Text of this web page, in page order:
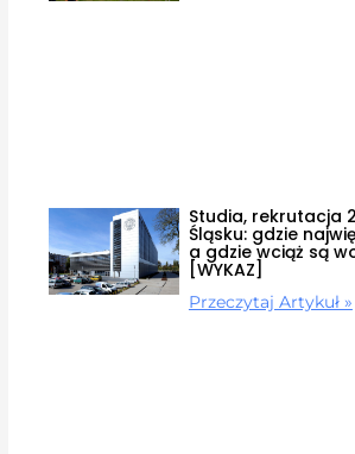
Studia, rekrutacja
Śląsku: gdzie
a gdzie wciąż są
[WYKAZ]
Przeczytaj Artykuł »